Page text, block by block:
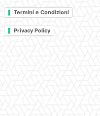
Termini e Condizioni
Privacy Policy